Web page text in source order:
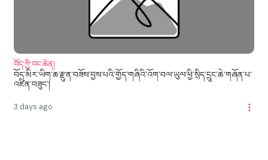
བོད་ཀྱི་བང་ཆེན།
བོད་མིར་ཡིག་ཆ་རྫུན་བཟོས་བྱས་པའི་གྱོད་གཞིའི་འོག་བལ་ཡུལ་ཕྱི་སྲིད་དྲུང་ཆེ་གཞོན་པ་
འཛིན་བཟུང་།
3 days ago